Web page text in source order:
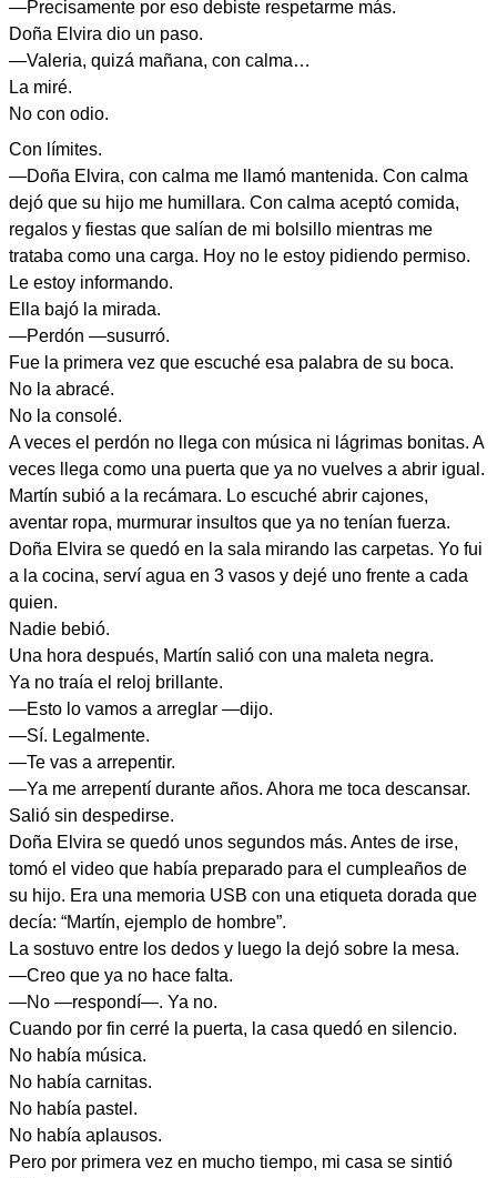
—Precisamente por eso debiste respetarme más.
Doña Elvira dio un paso.
—Valeria, quizá mañana, con calma…
La miré.
No con odio.
Con límites.
—Doña Elvira, con calma me llamó mantenida. Con calma
dejó que su hijo me humillara. Con calma aceptó comida,
regalos y fiestas que salían de mi bolsillo mientras me
trataba como una carga. Hoy no le estoy pidiendo permiso.
Le estoy informando.
Ella bajó la mirada.
—Perdón —susurró.
Fue la primera vez que escuché esa palabra de su boca.
No la abracé.
No la consolé.
A veces el perdón no llega con música ni lágrimas bonitas. A
veces llega como una puerta que ya no vuelves a abrir igual.
Martín subió a la recámara. Lo escuché abrir cajones,
aventar ropa, murmurar insultos que ya no tenían fuerza.
Doña Elvira se quedó en la sala mirando las carpetas. Yo fui
a la cocina, serví agua en 3 vasos y dejé uno frente a cada
quien.
Nadie bebió.
Una hora después, Martín salió con una maleta negra.
Ya no traía el reloj brillante.
—Esto lo vamos a arreglar —dijo.
—Sí. Legalmente.
—Te vas a arrepentir.
—Ya me arrepentí durante años. Ahora me toca descansar.
Salió sin despedirse.
Doña Elvira se quedó unos segundos más. Antes de irse,
tomó el video que había preparado para el cumpleaños de
su hijo. Era una memoria USB con una etiqueta dorada que
decía: “Martín, ejemplo de hombre”.
La sostuvo entre los dedos y luego la dejó sobre la mesa.
—Creo que ya no hace falta.
—No —respondí—. Ya no.
Cuando por fin cerré la puerta, la casa quedó en silencio.
No había música.
No había carnitas.
No había pastel.
No había aplausos.
Pero por primera vez en mucho tiempo, mi casa se sintió